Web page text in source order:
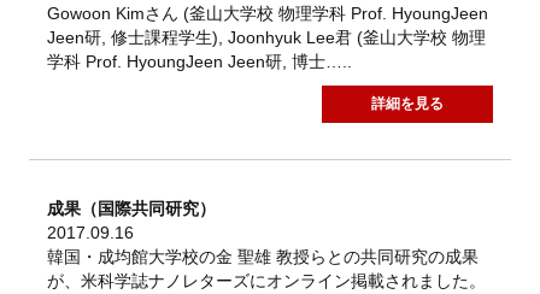
Gowoon Kimさん (釜山大学校 物理学科 Prof. HyoungJeen
Jeen研, 修士課程学生), Joonhyuk Lee君 (釜山大学校 物理
学科 Prof. HyoungJeen Jeen研, 博士…..
詳細を見る
成果（国際共同研究）
2017.09.16
韓国・成均館大学校の金 聖雄 教授らとの共同研究の成果
が、米科学誌ナノレターズにオンライン掲載されました。